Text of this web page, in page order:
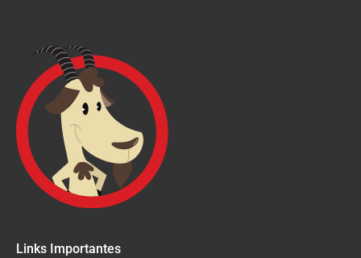
Links Importantes